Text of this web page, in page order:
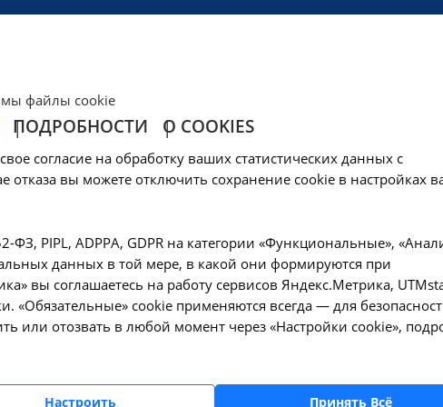
в Москве
— Описание и интерпретация рентгенографических изображений -
Оформите заявку на сайте, мы свяжемся с
вопросы.
файлы cookie
ПОДРОБНОСТИ О COOKIES
согласие на обработку ваших статистических данных с
отказа вы можете отключить сохранение cookie в настройках
ФЗ, PIPL, ADPPA, GDPR на категории «Функциональные»,
данных в той мере, в какой они формируются при
вы соглашаетесь на работу сервисов Яндекс.Метрика,
«Обязательные» cookie применяются всегда — для
или отозвать в любой момент через «Настройки cookie»,
Настроить Принять Всё